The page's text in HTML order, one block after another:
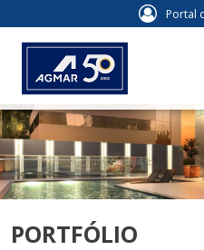
Portal
PORTFÓLIO